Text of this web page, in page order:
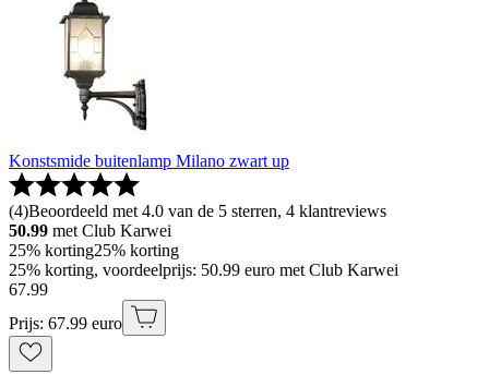
Konstsmide buitenlamp Milano zwart up
(4)Beoordeeld met 4.0 van de 5 sterren, 4 klantreviews
50.99 met Club Karwei
25% korting25% korting
25% korting, voordeelprijs: 50.99 euro met Club Karwei
67.99
Prijs: 67.99 euro